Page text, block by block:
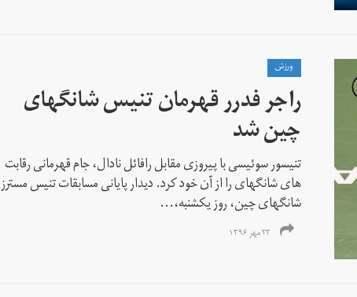
ورزش
راجر فدرر قهرمان تنیس شانگهای
چین شد
تنیسور سوئیسی با پیروزی مقابل رافائل نادال، جام قهرمانی رقابت
های شانگهای را از آن خود کرد. دیدار پایانی مسابقات تنیس مسترز
شانگهای چین، روز یکشنبه،...
۲۳ مهر ۱۳۹۶